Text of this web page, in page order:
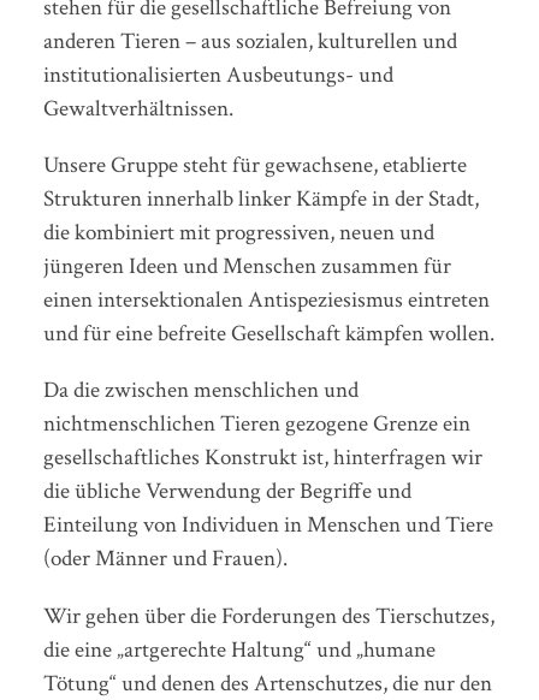
stehen für die gesellschaftliche Befreiung von
anderen Tieren – aus sozialen, kulturellen und
institutionalisierten Ausbeutungs- und
Gewaltverhältnissen.
Unsere Gruppe steht für gewachsene, etablierte
Strukturen innerhalb linker Kämpfe in der Stadt,
die kombiniert mit progressiven, neuen und
jüngeren Ideen und Menschen zusammen für
einen intersektionalen Antispeziesismus eintreten
und für eine befreite Gesellschaft kämpfen wollen.
Da die zwischen menschlichen und
nichtmenschlichen Tieren gezogene Grenze ein
gesellschaftliches Konstrukt ist, hinterfragen wir
die übliche Verwendung der Begriffe und
Einteilung von Individuen in Menschen und Tiere
(oder Männer und Frauen).
Wir gehen über die Forderungen des Tierschutzes,
die eine „artgerechte Haltung“ und „humane
Tötung“ und denen des Artenschutzes, die nur den